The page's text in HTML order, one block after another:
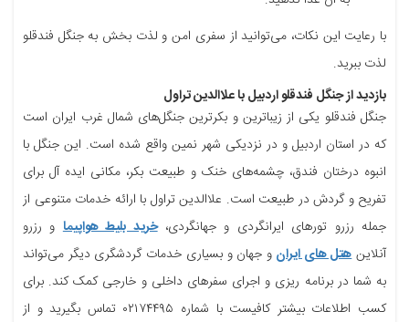
با رعایت این نکات، می‌توانید از سفری امن و لذت بخش به جنگل فندقلو
لذت ببرید.
بازدید از جنگل فندقلو اردبیل با علاالدین تراول
جنگل فندقلو یکی از زیباترین و بکرترین جنگل‌های شمال غرب ایران است
که در استان اردبیل و در نزدیکی شهر نمین واقع شده است. این جنگل با
انبوه درختان فندق، چشمه‌های خنک و طبیعت بکر، مکانی ایده آل برای
تفریح و گردش در طبیعت است. علاالدین تراول با ارائه خدمات متنوعی از
جمله رزرو تورهای ایرانگردی و جهانگردی،خرید بلیط هواپیماو رزرو
آنلاینهتل های ایران و جهان و بسیاری خدمات گردشگری دیگر می‌تواند
به شما در برنامه ریزی و اجرای سفرهای داخلی و خارجی کمک کند. برای
کسب اطلاعات بیشتر کافیست با شماره ۰۲۱۷۴۴۹۵ تماس بگیرید و از